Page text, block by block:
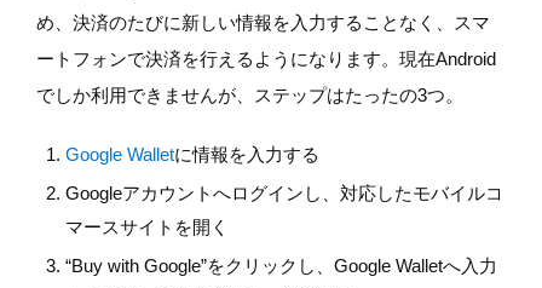
め、決済のたびに新しい情報を入力することなく、スマ
ートフォンで決済を行えるようになります。現在Android
でしか利用できませんが、ステップはたったの3つ。
Google Walletに情報を入力する
Googleアカウントへログインし、対応したモバイルコ
マースサイトを開く
“Buy with Google”をクリックし、Google Walletへ入力